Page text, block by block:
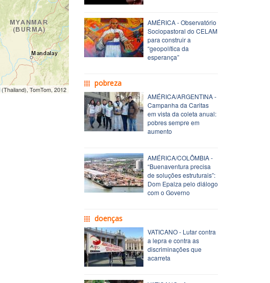
TomTom, 2012
AMÉRICA - Observatório
Sociopastoral do CELAM
para construir a
“geopolítica da
esperança”
pobreza
AMÉRICA/ARGENTINA -
Campanha da Caritas
em vista da coleta anual:
pobres sempre em
aumento
AMÉRICA/COLÔMBIA -
“Buenaventura precisa
de soluções estruturais”:
Dom Epalza pelo diálogo
com o Governo
doenças
VATICANO - Lutar contra
a lepra e contra as
discriminações que
acarreta